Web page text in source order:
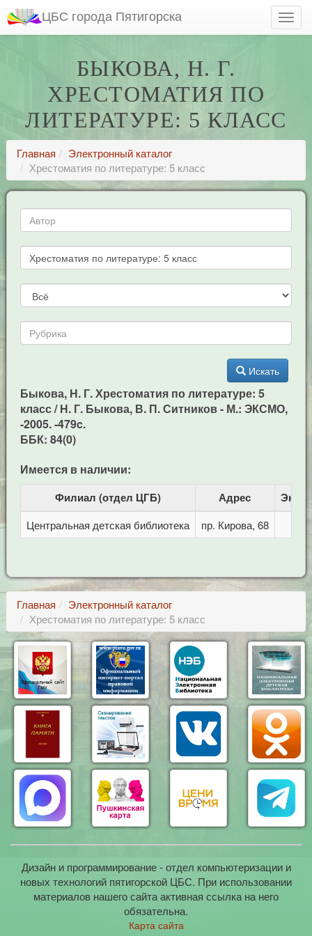
ЦБС города Пятигорска
БЫКОВА, Н. Г.
ХРЕСТОМАТИЯ ПО
ЛИТЕРАТУРЕ: 5 КЛАСС
Главная
Электронный каталог
Хрестоматия по литературе: 5 класс
Искать
Быкова, Н. Г. Хрестоматия по литературе: 5
класс / Н. Г. Быкова, В. П. Ситников - М.: ЭКСМО,
-2005. -479c.
ББК: 84(0)
Имеется в наличии:
Филиал (отдел ЦГБ) Адрес
Центральная детская библиотека пр. Кирова, 68
Главная
Электронный каталог
Хрестоматия по литературе: 5 класс
Дизайн и программирование - отдел компьютеризации и
новых технологий пятигорской ЦБС. При использовании
материалов нашего сайта активная ссылка на него
обязательна.
Карта сайта